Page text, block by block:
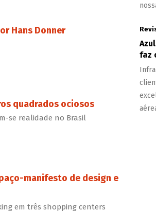
Hans Donner
quadrados ociosos
se realidade no Brasil
manifesto de design e
em três shopping centers
faz